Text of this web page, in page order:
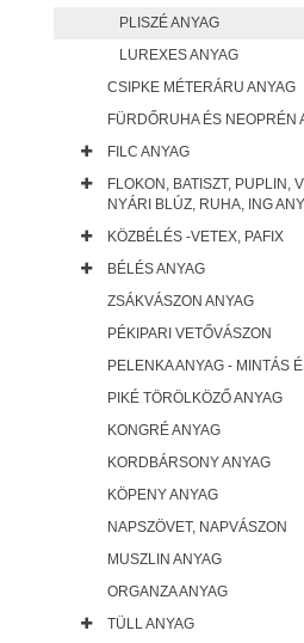
PLISZÉ ANYAG
LUREXES ANYAG
CSIPKE MÉTERÁRU ANYAG
FÜRDŐRUHA ÉS NEOPRÉN
FILC ANYAG
FLOKON, BATISZT, PUPLIN,
NYÁRI BLÚZ, RUHA, ING
KÖZBÉLÉS -VETEX, PAFIX
BÉLÉS ANYAG
ZSÁKVÁSZON ANYAG
PÉKIPARI VETŐVÁSZON
PELENKA ANYAG - MINTÁS
PIKÉ TÖRÖLKÖZŐ ANYAG
KONGRÉ ANYAG
KORDBÁRSONY ANYAG
KÖPENY ANYAG
NAPSZÖVET, NAPVÁSZON
MUSZLIN ANYAG
ORGANZA ANYAG
TÜLL ANYAG